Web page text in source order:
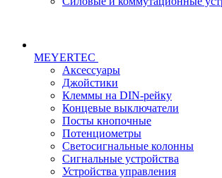
MEYERTEC
Аксессуары
Джойстики
Клеммы на DIN-рейку
Концевые выключатели
Посты кнопочные
Потенциометры
Светосигнальные колонны
Сигнальные устройства
Устройства управления